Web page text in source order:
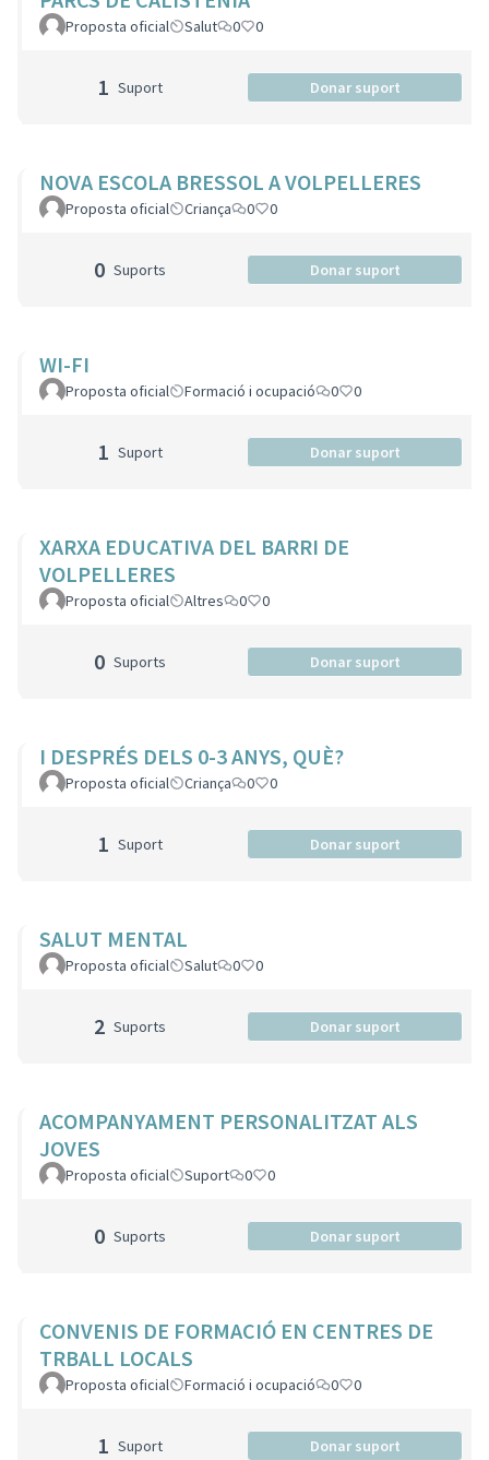
Proposta oficial Salut 0 0
1 Suport Donar suport
NOVA ESCOLA BRESSOL A VOLPELLERES
Proposta oficial Criança 0 0
0 Suports Donar suport
WI-FI
Proposta oficial Formació i ocupació 0 0
1 Suport Donar suport
XARXA EDUCATIVA DEL BARRI DE
VOLPELLERES
Proposta oficial Altres 0 0
0 Suports Donar suport
I DESPRÉS DELS 0-3 ANYS, QUÈ?
Proposta oficial Criança 0 0
1 Suport Donar suport
SALUT MENTAL
Proposta oficial Salut 0 0
2 Suports Donar suport
ACOMPANYAMENT PERSONALITZAT ALS
JOVES
Proposta oficial Suport 0 0
0 Suports Donar suport
CONVENIS DE FORMACIÓ EN CENTRES DE
TRBALL LOCALS
Proposta oficial Formació i ocupació 0 0
1 Suport Donar suport